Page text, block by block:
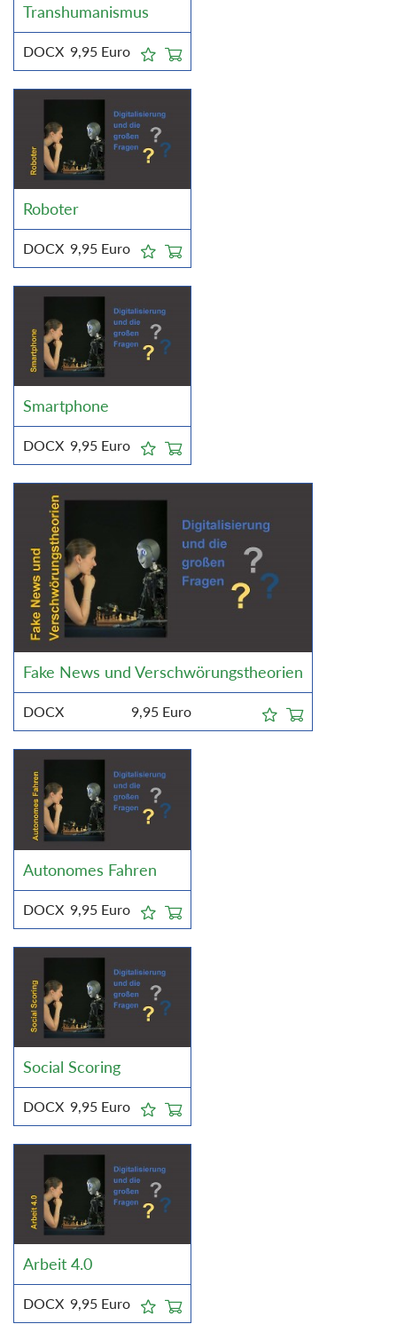
Transhumanismus
DOCX 9,95 Euro
Roboter
DOCX 9,95 Euro
Smartphone
DOCX 9,95 Euro
Fake News und Verschwörungstheorien
DOCX 9,95 Euro
Autonomes Fahren
DOCX 9,95 Euro
Social Scoring
DOCX 9,95 Euro
Arbeit 4.0
DOCX 9,95 Euro